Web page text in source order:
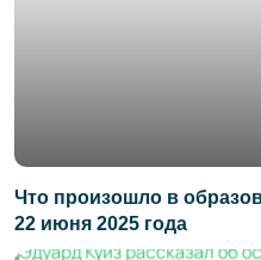
Что произошло в
22 июня 2025 года